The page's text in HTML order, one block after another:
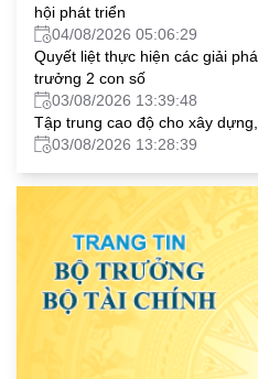
hội phát triển
04/08/2026 05:06:29
Quyết liệt thực hiện các giải
trưởng 2 con số
03/08/2026 13:39:48
Tập trung cao độ cho xây
03/08/2026 13:28:39